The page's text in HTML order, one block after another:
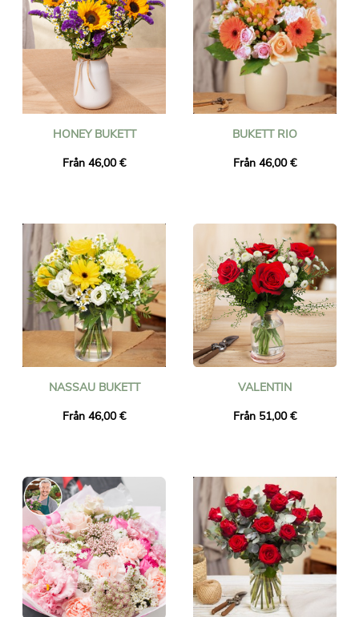
HONEY BUKETT
Från 46,00 €
BUKETT RIO
Från 46,00 €
NASSAU BUKETT
Från 46,00 €
VALENTIN
Från 51,00 €